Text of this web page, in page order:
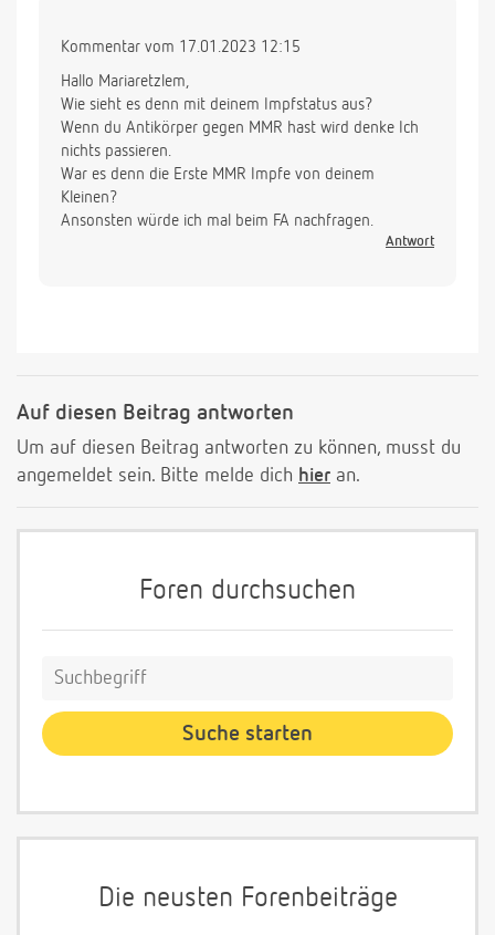
Kommentar vom 17.01.2023 12:15
Hallo Mariaretzlem,
Wie sieht es denn mit deinem Impfstatus aus?
Wenn du Antikörper gegen MMR hast wird denke Ich
nichts passieren.
War es denn die Erste MMR Impfe von deinem
Kleinen?
Ansonsten würde ich mal beim FA nachfragen.
Antwort
Auf diesen Beitrag antworten
Um auf diesen Beitrag antworten zu können, musst du
angemeldet sein. Bitte melde dich hier an.
Foren durchsuchen
Die neusten Forenbeiträge